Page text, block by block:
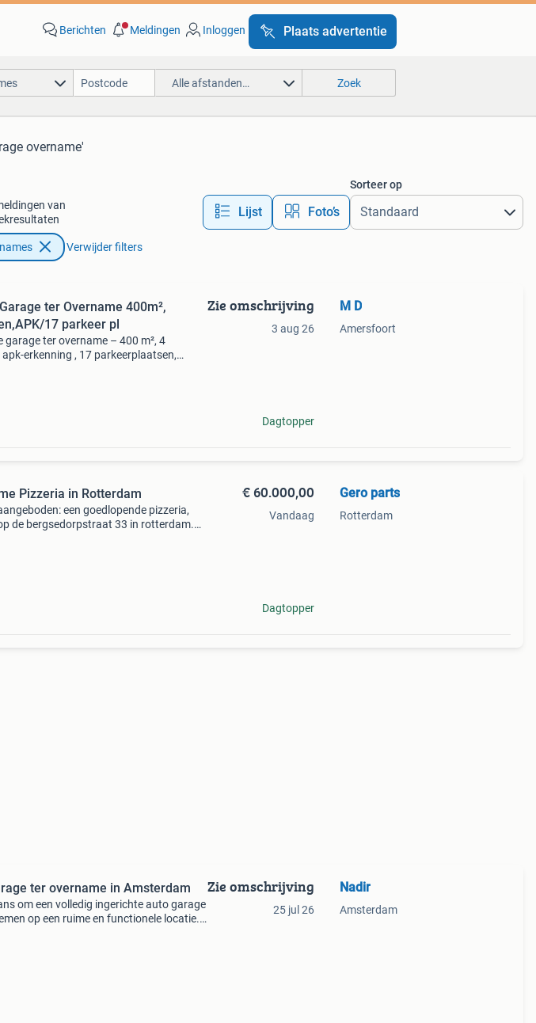
Berichten Meldingen Inloggen Plaats advertentie
Alle afstanden… Zoek
overname'
van
Lijst Foto’s
Sorteer op
Verwijder filters
ter Overname 400m²,
17 parkeer pl
garage ter overname – 400 m², 4
apk-erkenning , 17 parkeerplaatsen,
Zie omschrijving
3 aug 26
Dagtopper
M D
Amersfoort
Pizzeria in Rotterdam
een goedlopende pizzeria,
de bergsedorpstraat 33 in rotterdam.
€ 60.000,00
Vandaag
Dagtopper
Gero parts
Rotterdam
ter overname in Amsterdam
om een volledig ingerichte auto garage
op een ruime en functionele locatie.
Zie omschrijving
25 jul 26
Nadir
Amsterdam